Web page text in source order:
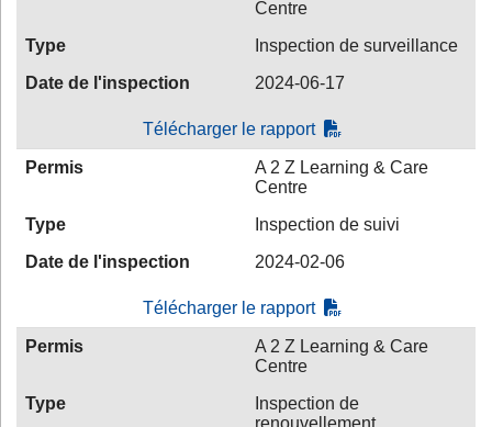
Centre
Type
Inspection de surveillance
Date de l'inspection
2024-06-17
Télécharger le rapport
Permis
A 2 Z Learning & Care
Centre
Type
Inspection de suivi
Date de l'inspection
2024-02-06
Télécharger le rapport
Permis
A 2 Z Learning & Care
Centre
Type
Inspection de
renouvellement